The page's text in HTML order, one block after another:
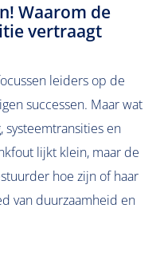
Waarom de
vertraagt
leiders op de
successen. Maar wat
systeemtransities en
lijkt klein, maar de
hoe zijn of haar
van duurzaamheid en